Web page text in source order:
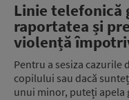
Linie telefonică
raportatea și
violență
Pentru a sesiza cazurile
copilului sau dacă
unui minor, puteți apela